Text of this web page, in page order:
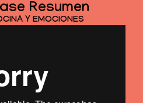
Resumen
Y EMOCIONES